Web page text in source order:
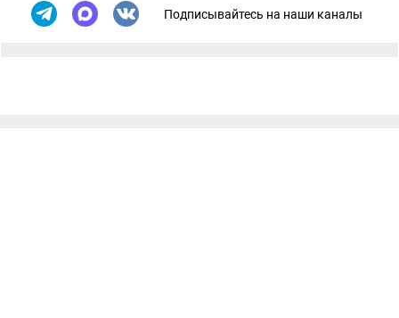
Подписывайтесь на наши каналы